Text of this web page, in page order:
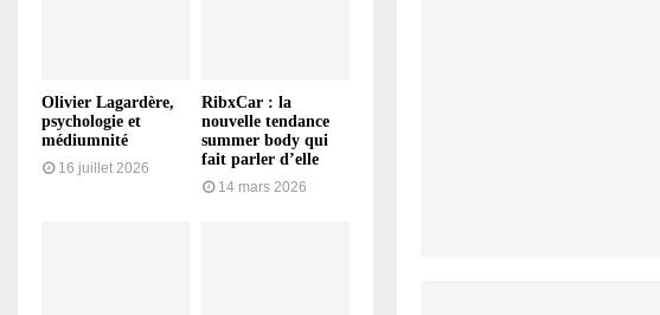
Olivier Lagardère,
psychologie et
médiumnité
16 juillet 2026
RibxCar : la
nouvelle tendance
summer body qui
fait parler d’elle
14 mars 2026